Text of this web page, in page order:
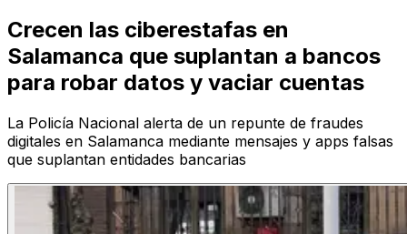
Crecen las ciberestafas en
Salamanca que suplantan a bancos
para robar datos y vaciar cuentas
La Policía Nacional alerta de un repunte de fraudes
digitales en Salamanca mediante mensajes y apps falsas
que suplantan entidades bancarias